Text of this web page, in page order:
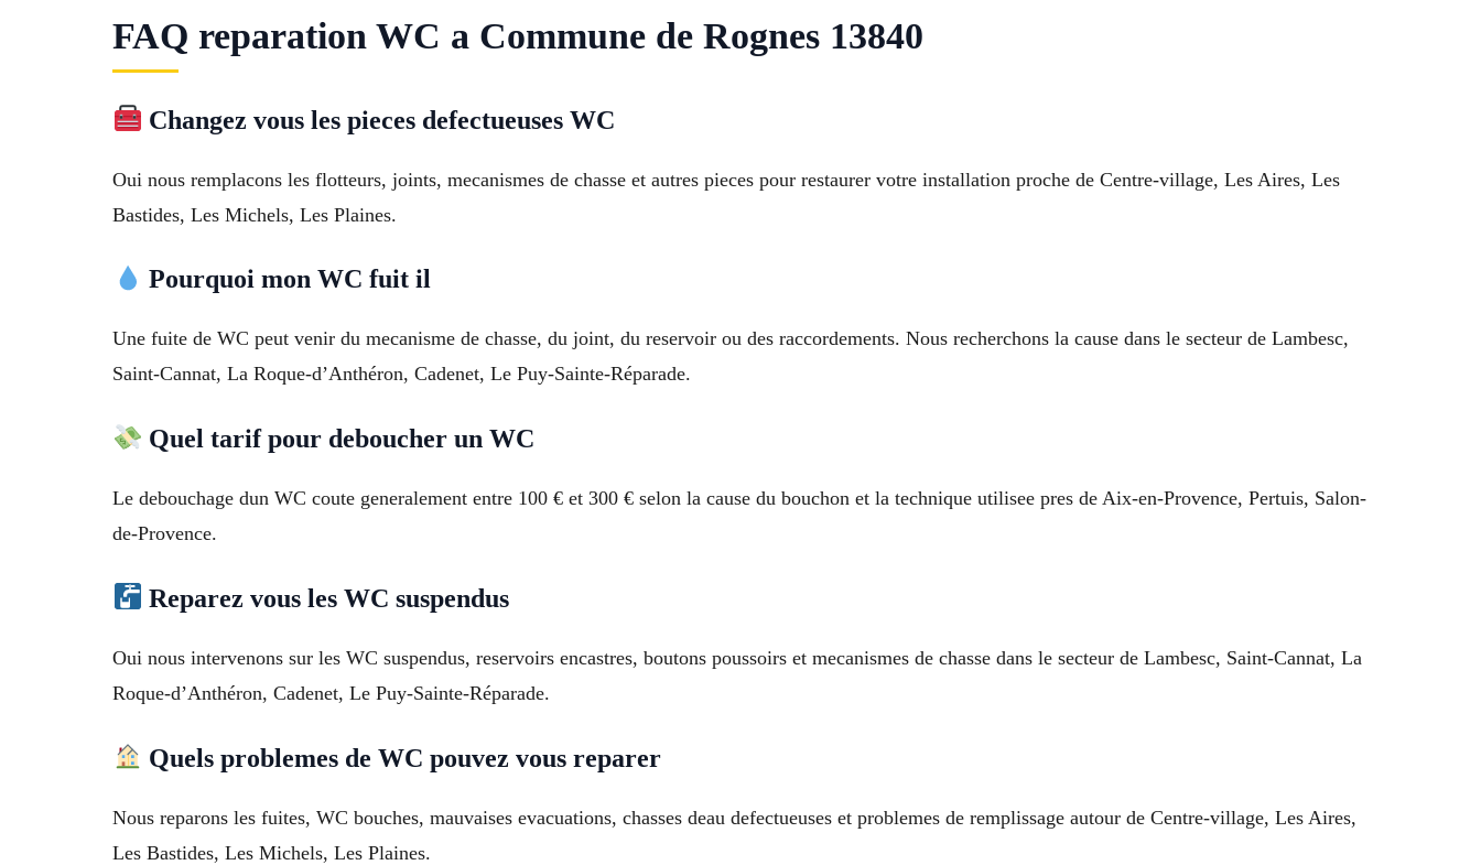
FAQ reparation WC a Commune de Rognes 13840
Changez vous les pieces defectueuses WC
Oui nous remplacons les flotteurs, joints, mecanismes de chasse et autres pieces pour restaurer votre installation proche de Centre-village, Les Aires, Les
Bastides, Les Michels, Les Plaines.
Pourquoi mon WC fuit il
Une fuite de WC peut venir du mecanisme de chasse, du joint, du reservoir ou des raccordements. Nous recherchons la cause dans le secteur de Lambesc,
Saint-Cannat, La Roque-d’Anthéron, Cadenet, Le Puy-Sainte-Réparade.
Quel tarif pour deboucher un WC
Le debouchage dun WC coute generalement entre 100 € et 300 € selon la cause du bouchon et la technique utilisee pres de Aix-en-Provence, Pertuis, Salon-
de-Provence.
Reparez vous les WC suspendus
Oui nous intervenons sur les WC suspendus, reservoirs encastres, boutons poussoirs et mecanismes de chasse dans le secteur de Lambesc, Saint-Cannat, La
Roque-d’Anthéron, Cadenet, Le Puy-Sainte-Réparade.
Quels problemes de WC pouvez vous reparer
Nous reparons les fuites, WC bouches, mauvaises evacuations, chasses deau defectueuses et problemes de remplissage autour de Centre-village, Les Aires,
Les Bastides, Les Michels, Les Plaines.